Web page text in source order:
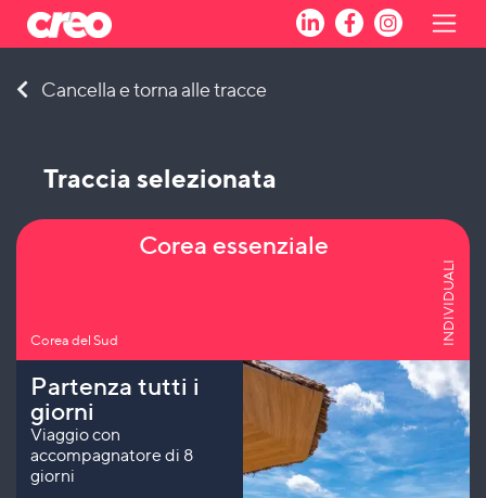
Cancella e torna alle tracce
Traccia selezionata
Corea del Sud
Corea essenziale
INDIVIDUALI
Partenza tutti i
giorni
Viaggio con
accompagnatore di 8
giorni